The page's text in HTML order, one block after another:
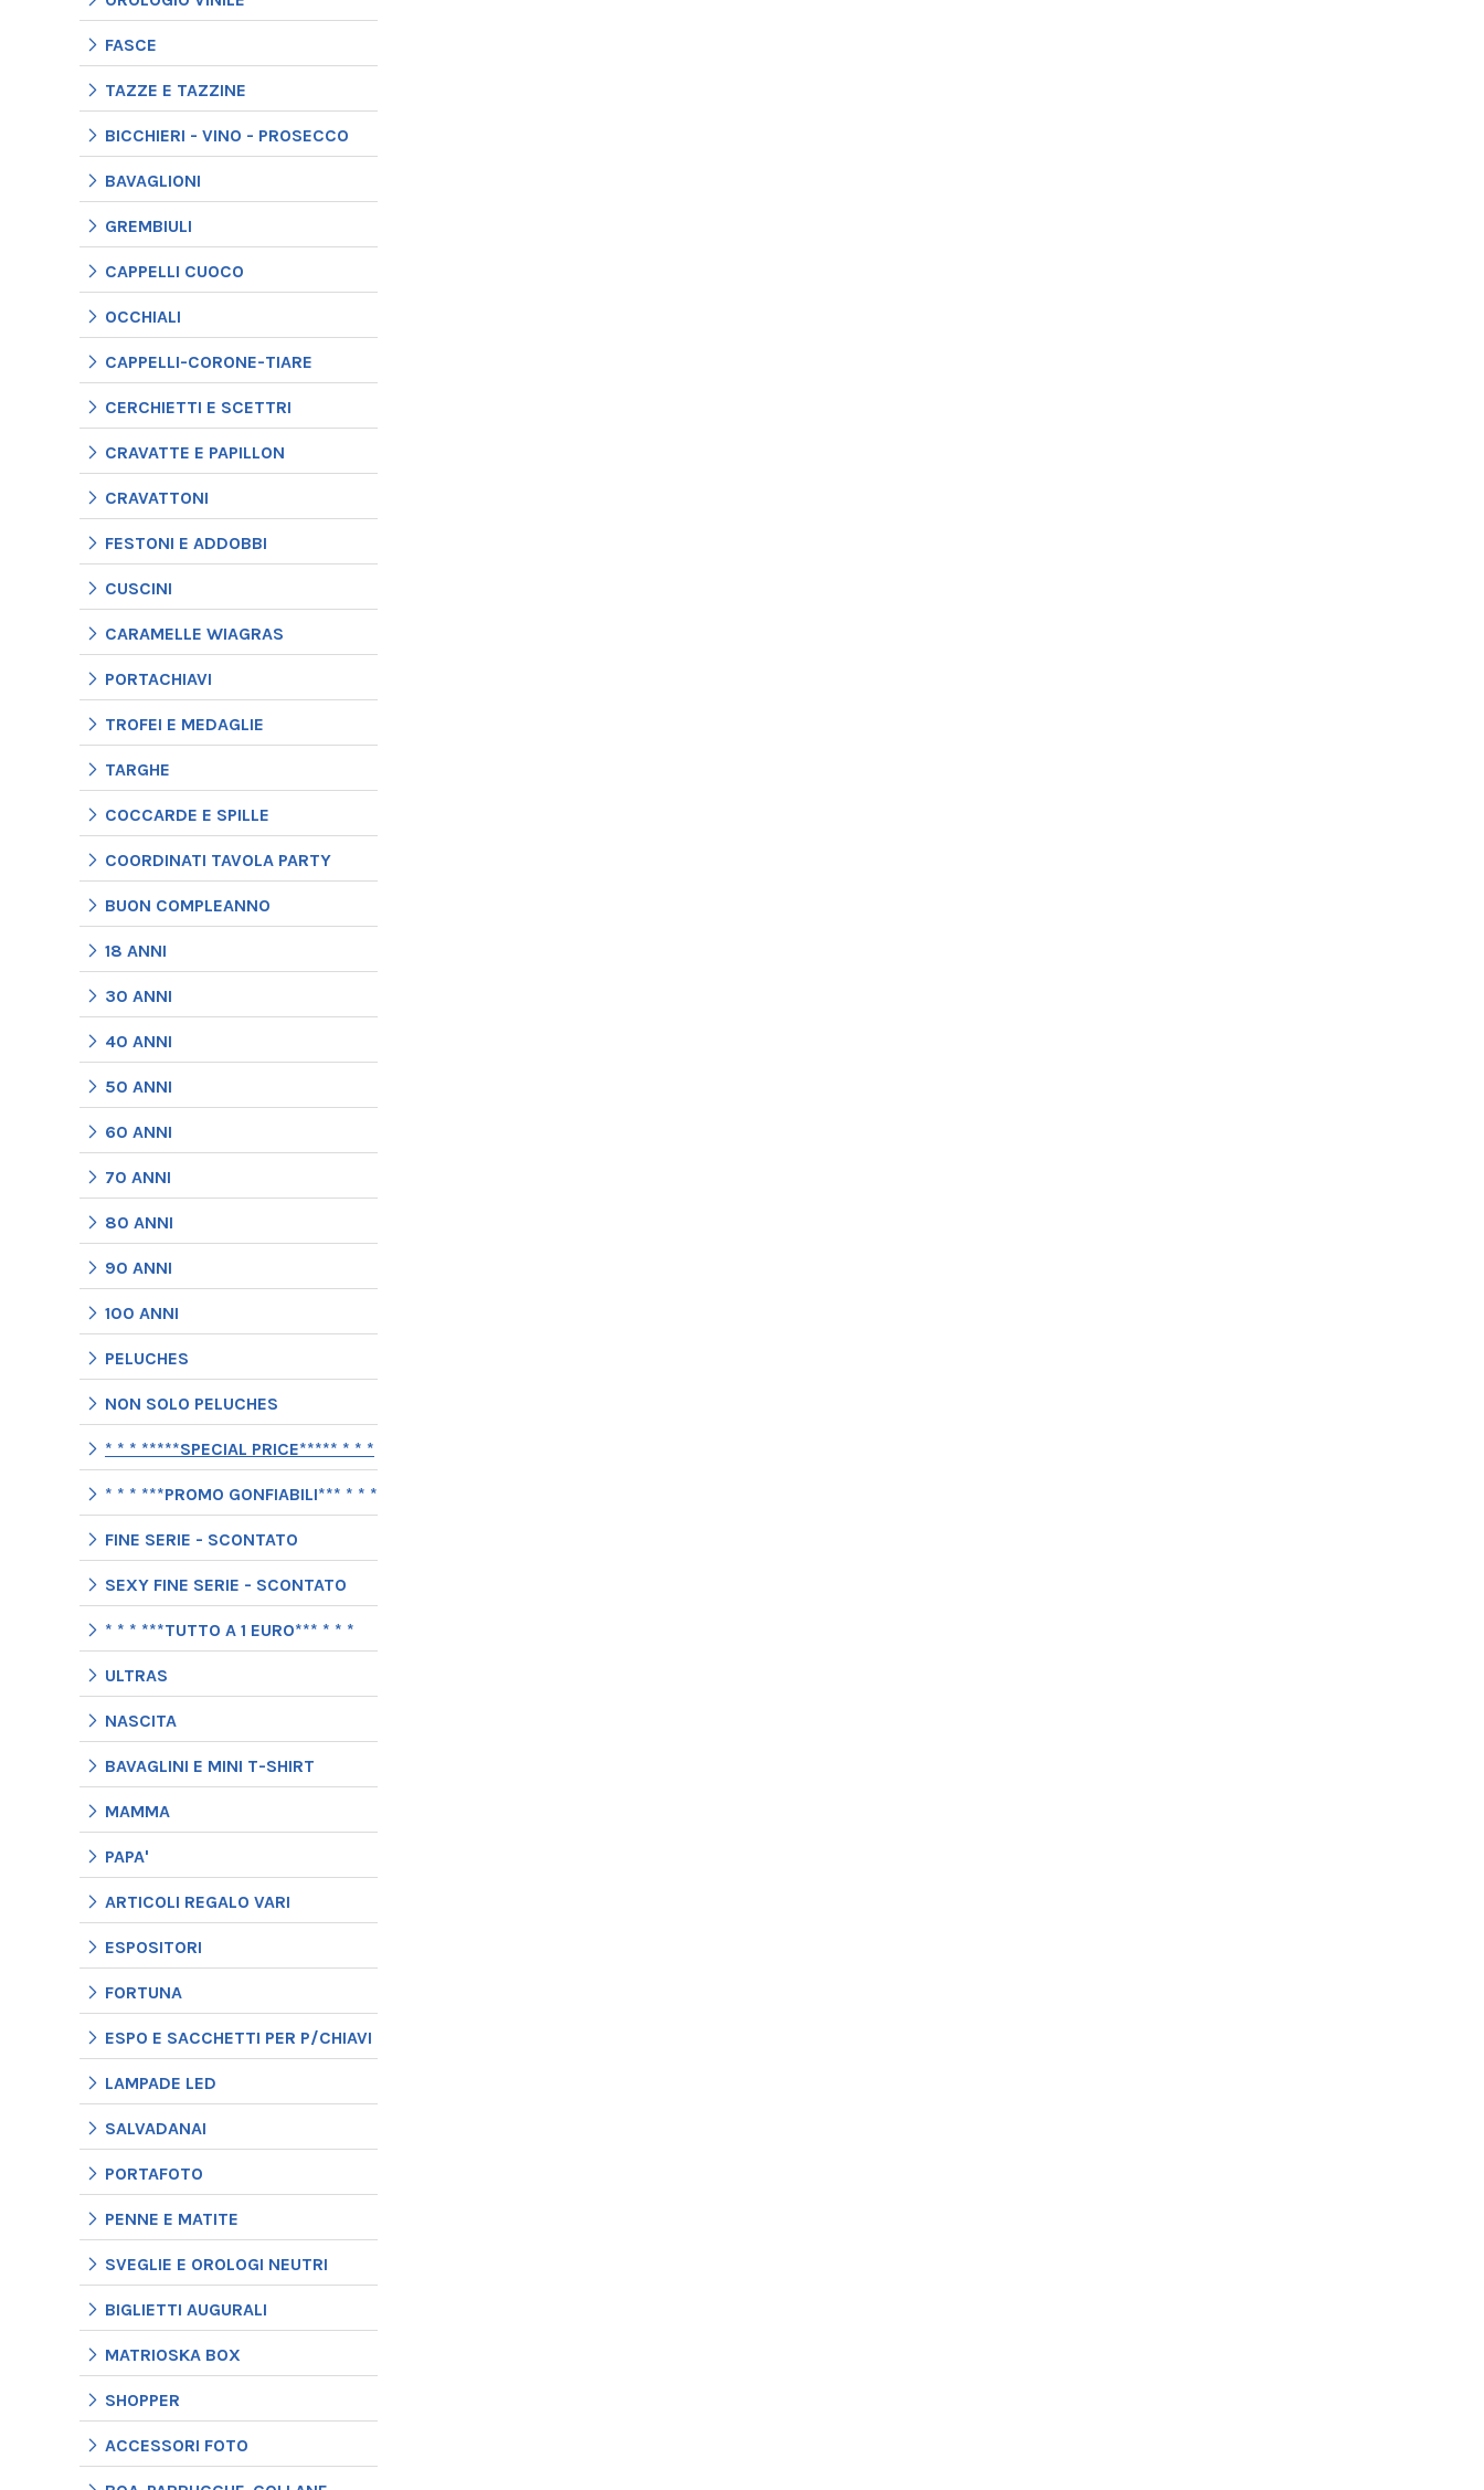
FASCE
TAZZE E TAZZINE
BICCHIERI - VINO - PROSECCO
BAVAGLIONI
GREMBIULI
CAPPELLI CUOCO
OCCHIALI
CAPPELLI-CORONE-TIARE
CERCHIETTI E SCETTRI
CRAVATTE E PAPILLON
CRAVATTONI
FESTONI E ADDOBBI
CUSCINI
CARAMELLE WIAGRAS
PORTACHIAVI
TROFEI E MEDAGLIE
TARGHE
COCCARDE E SPILLE
COORDINATI TAVOLA PARTY
BUON COMPLEANNO
18 ANNI
30 ANNI
40 ANNI
50 ANNI
60 ANNI
70 ANNI
80 ANNI
90 ANNI
100 ANNI
PELUCHES
NON SOLO PELUCHES
* * * *****SPECIAL PRICE***** * * *
* * * ***PROMO GONFIABILI*** * * *
FINE SERIE - SCONTATO
SEXY FINE SERIE - SCONTATO
* * * ***TUTTO A 1 EURO*** * * *
ULTRAS
NASCITA
BAVAGLINI E MINI T-SHIRT
MAMMA
PAPA'
ARTICOLI REGALO VARI
ESPOSITORI
FORTUNA
ESPO E SACCHETTI PER P/CHIAVI
LAMPADE LED
SALVADANAI
PORTAFOTO
PENNE E MATITE
SVEGLIE E OROLOGI NEUTRI
BIGLIETTI AUGURALI
MATRIOSKA BOX
SHOPPER
ACCESSORI FOTO